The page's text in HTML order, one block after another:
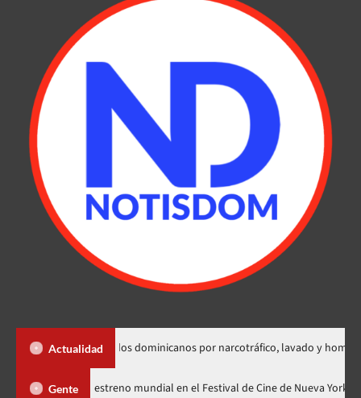
Actualidad
de dos dominicanos por narcotráfico, lavado y homicidio
Gente
«Godzilla Minus Zero» tendrá su estreno mundial en el Festival de Cine de